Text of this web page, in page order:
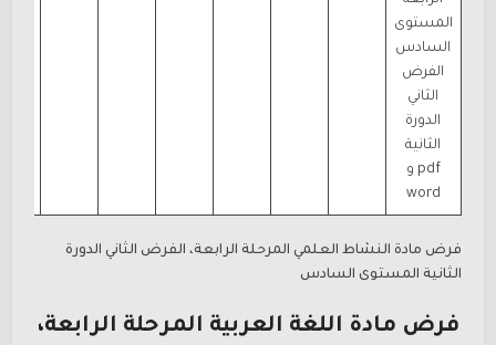
المستوى
السادس
الفرض
الثاني
الدورة
الثانية
pdf و
word
فرض مادة النشاط العلمي المرحلة الرابعة، الفرض الثاني الدورة
الثانية المستوى السادس
فرض مادة اللغة العربية المرحلة الرابعة،